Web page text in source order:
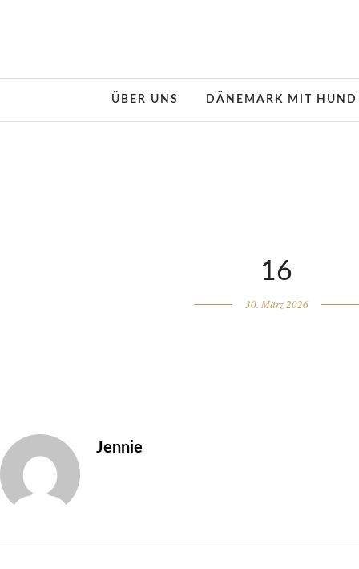
ÜBER UNS DÄNEMARK MIT HUND
16
30. März 2026
Jennie